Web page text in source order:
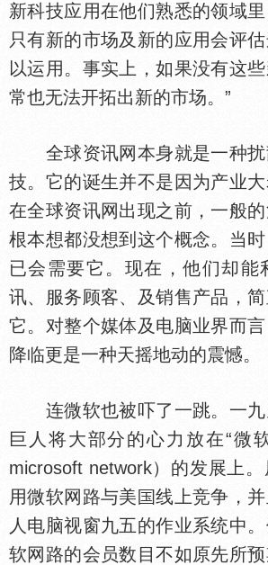
新科技应用在他们熟悉的领域
只有新的市场及新的应用会评
以运用。事实上，如果没有这
常也无法开拓出新的市场。”
全球资讯网本身就是一种扰
技。它的诞生并不是因为产业大
在全球资讯网出现之前，一般
根本想都没想到这个概念。当
已会需要它。现在，他们却能
讯、服务顾客、及销售产品，
它。对整个媒
及电脑业界而
降临更是一种天摇地动的震憾。
连微软也被吓了一跳。一九
巨人将大部分的心力放在“微
microsoft network）的发展上
用微软网路与美
线上竞争，
人电脑视窗九五的作业系统中
软网路的会员数目不如原先所